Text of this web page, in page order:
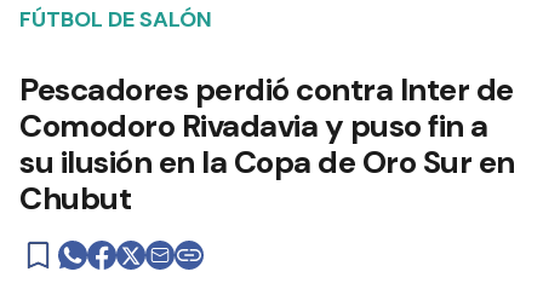
FÚTBOL DE SALÓN
Pescadores perdió contra Inter de
Comodoro Rivadavia y puso fin a
su ilusión en la Copa de Oro Sur en
Chubut